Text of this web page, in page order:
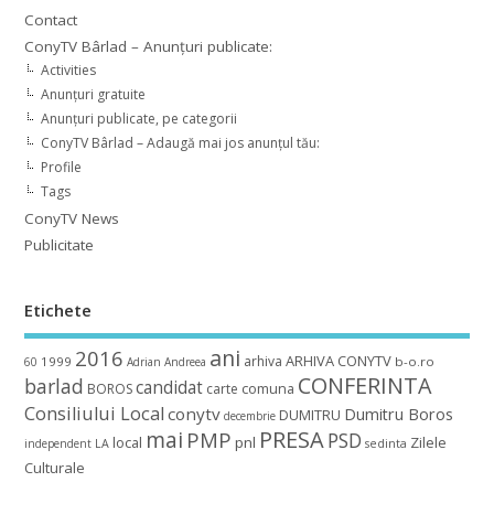
Contact
ConyTV Bârlad – Anunțuri publicate:
Activities
Anunțuri gratuite
Anunțuri publicate, pe categorii
ConyTV Bârlad – Adaugă mai jos anunțul tău:
Profile
Tags
ConyTV News
Publicitate
Etichete
60 1999 2016 Adrian Andreea ani arhiva ARHIVA CONYTV b-o.ro
barlad BOROScandidat carte comuna CONFERINTA
Consiliului Local conytv decembrie DUMITRU Dumitru Boros
independent LA local mai PMP pnl PRESAPSD sedinta Zilele
Culturale